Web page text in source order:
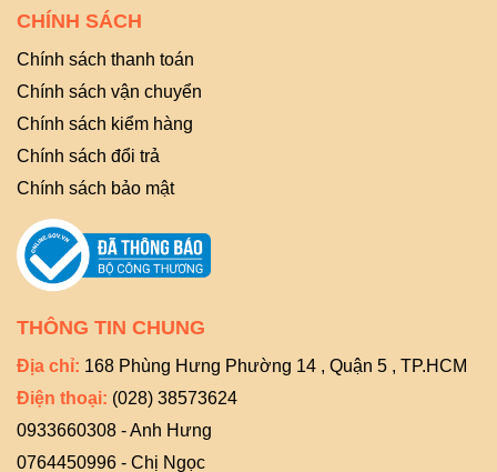
CHÍNH SÁCH
Chính sách thanh toán
Chính sách vận chuyển
Chính sách kiểm hàng
Chính sách đổi trả
Chính sách bảo mật
THÔNG TIN CHUNG
Địa chỉ: 168 Phùng Hưng Phường 14 , Quận 5 , TP.HCM
Điện thoại: (028) 38573624
0933660308 - Anh Hưng
0764450996 - Chị Ngọc